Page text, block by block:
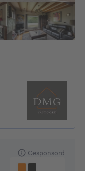
Gesponsord